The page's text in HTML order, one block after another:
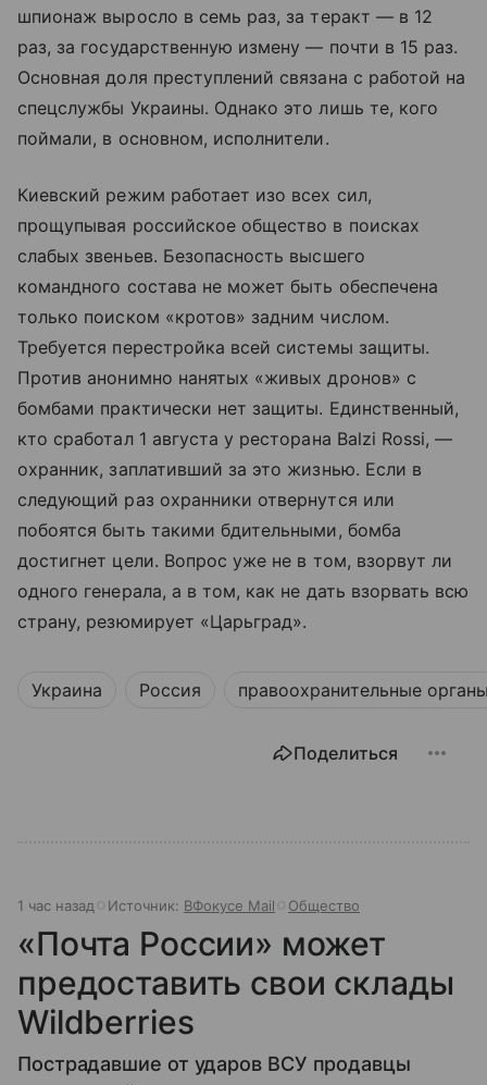
шпионаж выросло в семь раз, за теракт — в 12
раз, за государственную измену — почти в 15 раз.
Основная доля преступлений связана с работой на
спецслужбы Украины. Однако это лишь те, кого
поймали, в основном, исполнители.
Киевский режим работает изо всех сил,
прощупывая российское общество в поисках
слабых звеньев. Безопасность высшего
командного состава не может быть обеспечена
только поиском «кротов» задним числом.
Требуется перестройка всей системы защиты.
Против анонимно нанятых «живых дронов» с
бомбами практически нет защиты. Единственный,
кто сработал 1 августа у ресторана Balzi Rossi, —
охранник, заплативший за это жизнью. Если в
следующий раз охранники отвернутся или
побоятся быть такими бдительными, бомба
достигнет цели. Вопрос уже не в том, взорвут ли
одного генерала, а в том, как не дать взорвать всю
страну, резюмирует «Царьград».
Украина Россия правоохранительные
Поделиться
1 час назад Источник: ВФокусе Mail Общество
«Почта России» может
предоставить свои склады
Wildberries
Пострадавшие от ударов ВСУ продавцы